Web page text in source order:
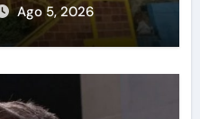
Ago 5, 2026